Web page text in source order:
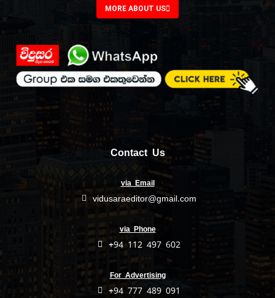
MORE ABOUT US
Contact Us
via Email
vidusaraeditor@gmail.com
via Phone
+94 112 497 602
For Advertising
+94 777 489 091